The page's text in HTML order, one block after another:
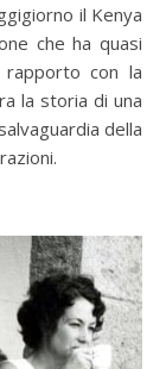
il Kenya
che ha quasi
con la
la storia di una
della